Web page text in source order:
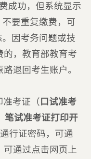
成功，但系统显示
要重复缴费，可
。因考务问题或技
的，教育部教育考
退回考生账户。
准考证（ 口试准考
笔试准考证打印开
行证密码，可通
可通过点击网页上